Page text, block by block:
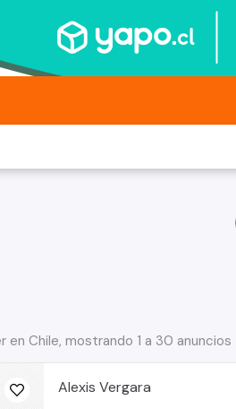
Chile, mostrando 1 a 30 anuncios
Alexis Vergara